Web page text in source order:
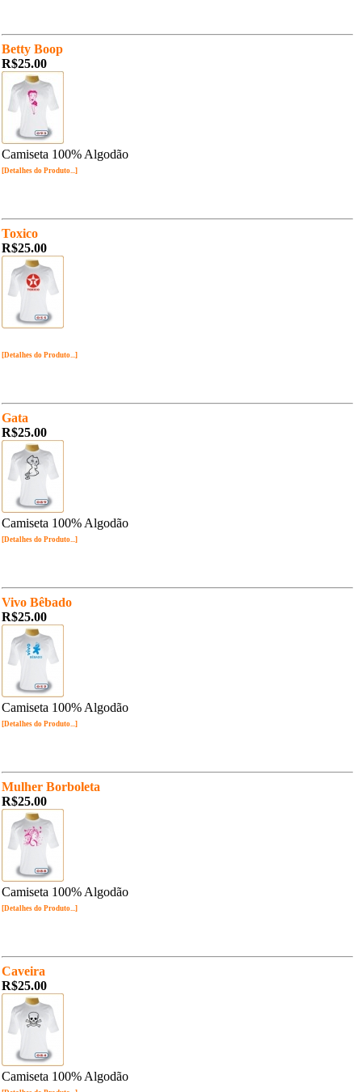
Betty Boop
R$25.00
Camiseta 100% Algodão
[Detalhes do Produto...]
Toxico
R$25.00
[Detalhes do Produto...]
Gata
R$25.00
Camiseta 100% Algodão
[Detalhes do Produto...]
Vivo Bêbado
R$25.00
Camiseta 100% Algodão
[Detalhes do Produto...]
Mulher Borboleta
R$25.00
Camiseta 100% Algodão
[Detalhes do Produto...]
Caveira
R$25.00
Camiseta 100% Algodão